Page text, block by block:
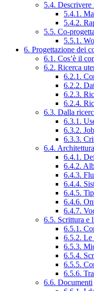
5.4.
5.4.1.
5.4.2.
5.5. Co-
5.5.1.
6. Progettazione dei
6.1. Cos’è il
6.2. Ricerca
6.2.1.
6.2.2.
6.2.3.
6.2.4.
6.3. Dalla
6.3.1.
6.3.2.
6.3.3.
6.4.
6.4.1.
6.4.2.
6.4.3.
6.4.4.
6.4.5.
6.4.6.
6.4.7.
6.5. Scrittura e
6.5.1.
6.5.2. Le
6.5.3.
6.5.4.
6.5.5.
6.5.6.
6.6. Documenti